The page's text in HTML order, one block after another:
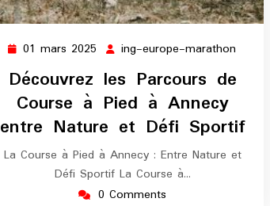
01 mars 2025 01
mars
2025
ing-europe-marathon
Découvrez les Parcours de
Course à Pied à Annecy
entre Nature et Défi Sportif
La Course à Pied à Annecy : Entre Nature et
Défi Sportif La Course à…
0 Comments